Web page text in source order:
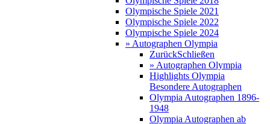
Olympische Spiele 2021
Olympische Spiele 2022
Olympische Spiele 2024
» Autographen Olympia
ZurückSchließen
» Autographen Olympia
Highlights Olympia
Besondere Autographen
Olympia Autographen 1896-
1948
Olympia Autographen ab